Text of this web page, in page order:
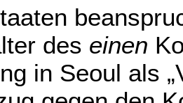
des einen
in Seoul als